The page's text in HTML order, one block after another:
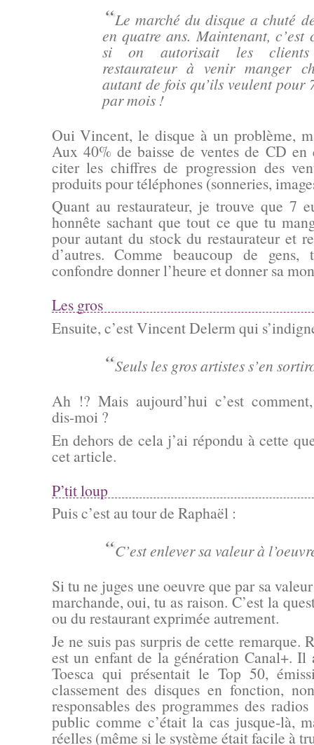
“Le marché du disque a chuté
en quatre ans. Maintenant, c’est
si on autorisait les clients
restaurateur à venir manger
autant de fois qu’ils veulent pour
par mois !
Oui Vincent, le disque à un problème,
Aux 40% de baisse de ventes de CD en
citer les chiffres de progression des
produits pour téléphones (sonneries,
Quant au restaurateur, je trouve que 7
honnête sachant que tout ce que tu
pour autant du stock du restaurateur et
d’autres. Comme beaucoup de
confondre donner l’heure et donner sa
Les gros
Ensuite, c’est Vincent Delerm qui
“Seuls les gros artistes s’en
Ah !? Mais aujourd’hui c’est comment,
dis-moi ?
En dehors de cela j’ai répondu à cette
cet article.
P’tit loup
Puis c’est au tour de Raphaël :
“C’est enlever sa valeur à
Si tu ne juges une oeuvre que par sa valeur
marchande, oui, tu as raison. C’est la
ou du restaurant exprimée autrement.
Je ne suis pas surpris de cette remarque.
est un enfant de la génération Canal+. Il
Toesca qui présentait le Top 50,
classement des disques en fonction,
responsables des programmes des
public comme c’était la cas jusque-là,
réelles (même si le système était facile à